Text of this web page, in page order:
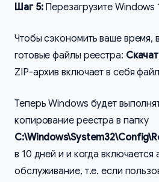
Шаг 5:Перезагрузите Windows
Чтобы сэкономить ваше время,
готовые файлы реестра:
ZIP-архив включает в себя
Теперь Windows будет
копирование реестра в папку
в 10 дней и и когда включается
обслуживание, т.е. если